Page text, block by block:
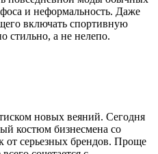
и неформальность. Даже
включать спортивную
стильно, а не нелепо.
новых веяний. Сегодня
костюм бизнесмена со
от серьезных брендов. Проще